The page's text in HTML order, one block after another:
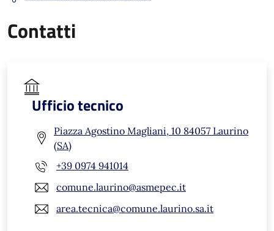
Contatti
Ufficio tecnico
Piazza Agostino Magliani, 10 84057 Laurino
(SA)
+39 0974 941014
comune.laurino@asmepec.it
area.tecnica@comune.laurino.sa.it